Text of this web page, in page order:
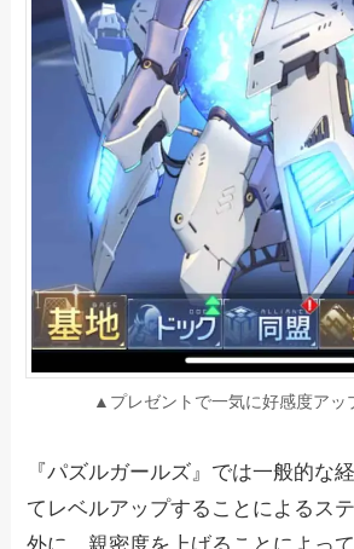
▲プレゼントで一気に好感度アッ
『パズルガールズ』では一般的な
てレベルアップすることによるス
外に、親密度を上げることによっ